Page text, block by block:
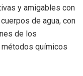
y amigables con
de agua, con
de los
químicos